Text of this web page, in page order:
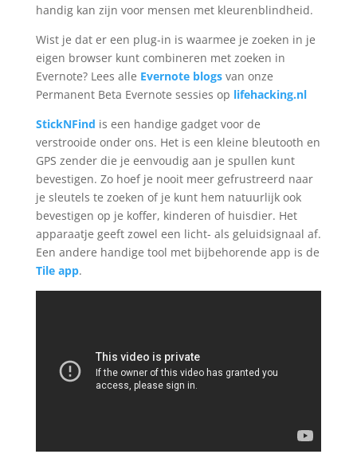
handig kan zijn voor mensen met kleurenblindheid.
Wist je dat er een plug-in is waarmee je zoeken in je
eigen browser kunt combineren met zoeken in
Evernote? Lees alle Evernote blogsvan onze
Permanent Beta Evernote sessies op lifehacking.nl
StickNFind is een handige gadget voor de
verstrooide onder ons. Het is een kleine bleutooth en
GPS zender die je eenvoudig aan je spullen kunt
bevestigen. Zo hoef je nooit meer gefrustreerd naar
je sleutels te zoeken of je kunt hem natuurlijk ook
bevestigen op je koffer, kinderen of huisdier. Het
apparaatje geeft zowel een licht- als geluidsignaal af.
Een andere handige tool met bijbehorende app is de
Tile app.